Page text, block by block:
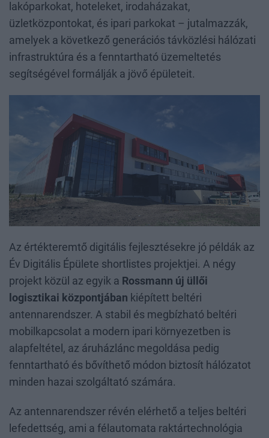
lakóparkokat, hoteleket, irodaházakat,
üzletközpontokat, és ipari parkokat – jutalmazzák,
amelyek a következő generációs távközlési hálózati
infrastruktúra és a fenntartható üzemeltetés
segítségével formálják a jövő épületeit.
Az értékteremtő digitális fejlesztésekre jó példák az
Év Digitális Épülete shortlistes projektjei. A négy
projekt közül az egyik a Rossmann új üllői
logisztikai központjában kiépített beltéri
antennarendszer. A stabil és megbízható beltéri
mobilkapcsolat a modern ipari környezetben is
alapfeltétel, az áruházlánc megoldása pedig
fenntartható és bővíthető módon biztosít hálózatot
minden hazai szolgáltató számára.
Az antennarendszer révén elérhető a teljes beltéri
lefedettség, ami a félautomata raktártechnológia